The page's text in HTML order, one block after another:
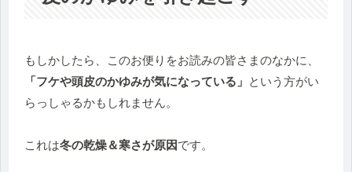
もしかしたら、このお便りをお読みの皆さまのなかに、
「フケや頭皮のかゆみが気になっている」 という方がい
らっしゃるかもしれません。
これは冬の乾燥＆寒さが原因です。